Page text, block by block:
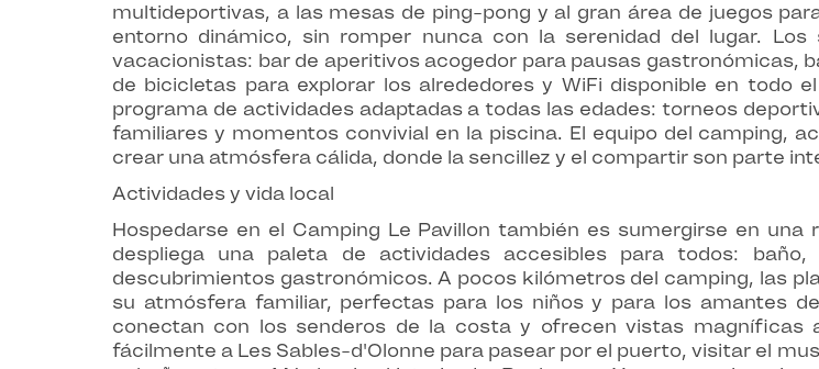
multideportivas, a las mesas de ping-pong y al gran área de juegos
entorno dinámico, sin romper nunca con la serenidad del lugar.
vacacionistas: bar de aperitivos acogedor para pausas gastronómicas,
de bicicletas para explorar los alrededores y WiFi disponible en todo
programa de actividades adaptadas a todas las edades: torneos
familiares y momentos convivial en la piscina. El equipo del camping,
crear una atmósfera cálida, donde la sencillez y el compartir son parte
Actividades y vida local
Hospedarse en el Camping Le Pavillon también es sumergirse en
despliega una paleta de actividades accesibles para todos:
descubrimientos gastronómicos. A pocos kilómetros del camping, las
su atmósfera familiar, perfectas para los niños y para los amantes
conectan con los senderos de la costa y ofrecen vistas magníficas
fácilmente a Les Sables-d'Olonne para pasear por el puerto, visitar el